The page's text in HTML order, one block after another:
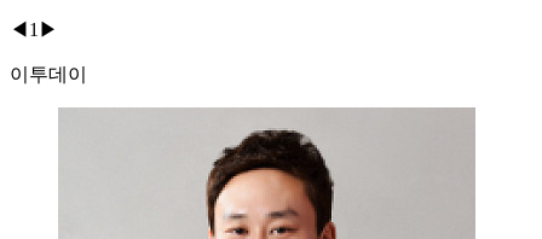
◀ 1 ▶
이투데이